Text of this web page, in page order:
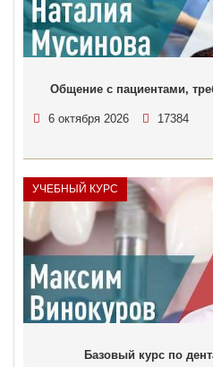
Общение с пациентами,
6 октября 2026 17384
УЧЕБНЫЙ КУРС
Базовый курс по